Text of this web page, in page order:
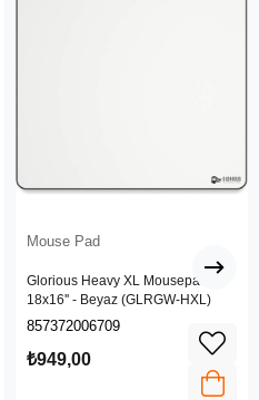
Mouse Pad
Glorious Heavy XL Mousepad
18x16'' - Beyaz (GLRGW-HXL)
857372006709
₺949,00